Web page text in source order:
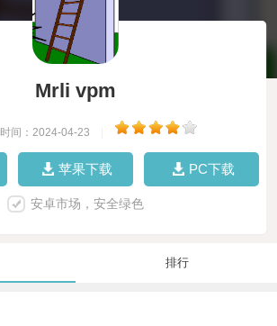
Mrli vpm
时间：2024-04-23
苹果下载 PC下载
安卓市场，安全绿色
排行